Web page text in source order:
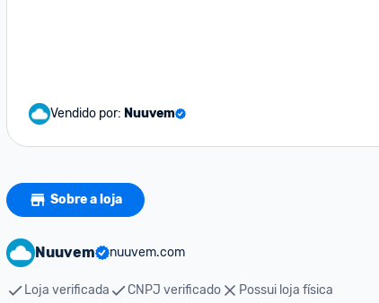
Vendido por: Nuuvem
Sobre a loja
Nuuvem nuuvem.com
Loja verificada CNPJ verificado
Possui loja física